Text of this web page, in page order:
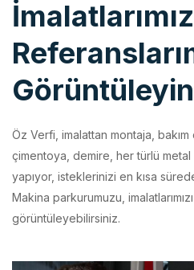
Öz Verfi, imalattan montaja, bakım
yapıyor, isteklerinizi en kısa
Makina parkurumuzu,
görüntüleyebilirsiniz.